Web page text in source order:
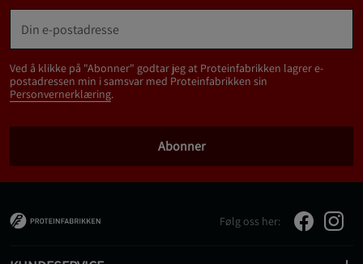
Ved å klikke på "Abonner" godtar jeg at Proteinfabrikken lagrer e-
postadressen min i samsvar med Proteinfabrikken sin
Personvernerklæring.
Abonner
Følg oss her: